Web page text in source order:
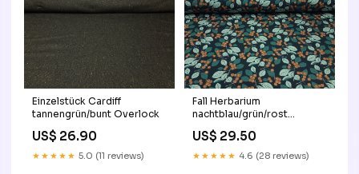
Einzelstück Cardiff
tannengrün/bunt Overlock
US$ 26.90
★★★★★ 5.0 (11 reviews)
Fall Herbarium
nachtblau/grün/rost
Category_Stofflastig.ch/
Nähmaschinen
US$ 29.50
★★★★★ 4.6 (28 reviews)